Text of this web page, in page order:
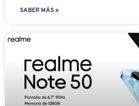
SABER MÁS »